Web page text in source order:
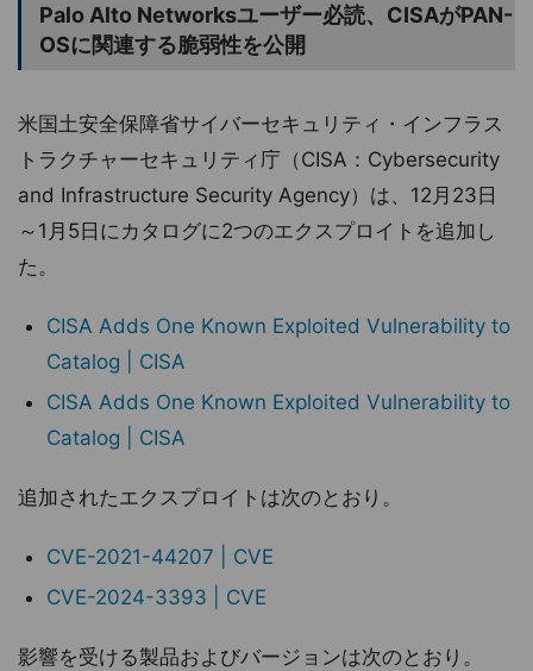
Palo Alto Networksユーザー必読、CISAがPAN-
OSに関連する脆弱性を公開
米国土安全保障省サイバーセキュリティ・インフラス
トラクチャーセキュリティ庁（CISA：Cybersecurity
and Infrastructure Security Agency）は、12月23日
～1月5日にカタログに2つのエクスプロイトを追加し
た。
CISA Adds One Known Exploited Vulnerability to
Catalog | CISA
CISA Adds One Known Exploited Vulnerability to
Catalog | CISA
追加されたエクスプロイトは次のとおり。
CVE-2021-44207 | CVE
CVE-2024-3393 | CVE
影響を受ける製品およびバージョンは次のとおり。